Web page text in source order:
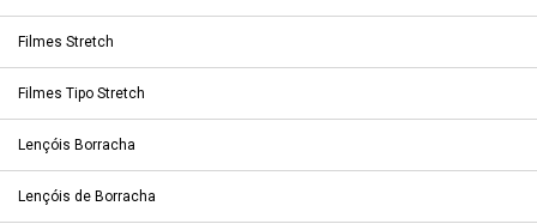
Filmes Stretch
Filmes Tipo Stretch
Lençóis Borracha
Lençóis de Borracha